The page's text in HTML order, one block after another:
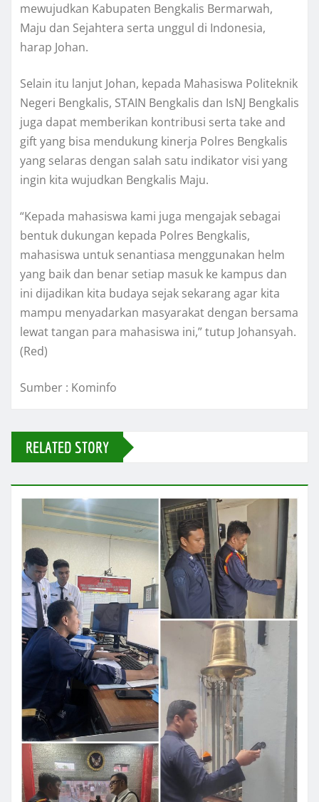
mewujudkan Kabupaten Bengkalis Bermarwah,
Maju dan Sejahtera serta unggul di Indonesia,
harap Johan.
Selain itu lanjut Johan, kepada Mahasiswa Politeknik
Negeri Bengkalis, STAIN Bengkalis dan IsNJ Bengkalis
juga dapat memberikan kontribusi serta take and
gift yang bisa mendukung kinerja Polres Bengkalis
yang selaras dengan salah satu indikator visi yang
ingin kita wujudkan Bengkalis Maju.
“Kepada mahasiswa kami juga mengajak sebagai
bentuk dukungan kepada Polres Bengkalis,
mahasiswa untuk senantiasa menggunakan helm
yang baik dan benar setiap masuk ke kampus dan
ini dijadikan kita budaya sejak sekarang agar kita
mampu menyadarkan masyarakat dengan bersama
lewat tangan para mahasiswa ini,” tutup Johansyah.
(Red)
Sumber : Kominfo
RELATED STORY